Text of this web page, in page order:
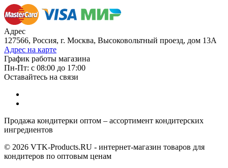
Адрес
127566, Россия, г. Москва, Высоковольтный проезд, дом 13А
Адрес на карте
График работы магазина
Пн-Пт: с 08:00 до 17:00
Оставайтесь на связи
Продажа кондитерки оптом – ассортимент кондитерских
ингредиентов
© 2026 VTK-Products.RU - интернет-магазин товаров для
кондитеров по оптовым ценам